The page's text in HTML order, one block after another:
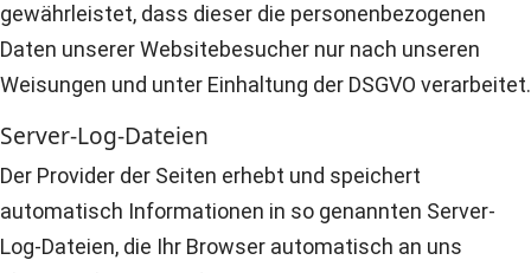
gewährleistet, dass dieser die personenbezogenen
Daten unserer Websitebesucher nur nach unseren
Weisungen und unter Einhaltung der DSGVO verarbeitet.
Server-Log-Dateien
Der Provider der Seiten erhebt und speichert
automatisch Informationen in so genannten Server-
Log-Dateien, die Ihr Browser automatisch an uns